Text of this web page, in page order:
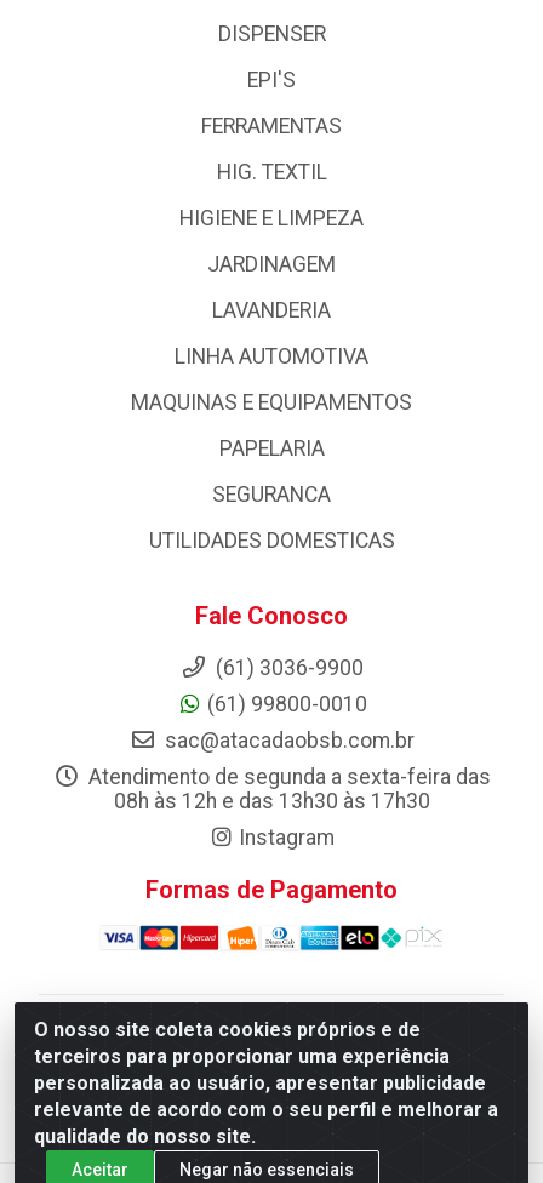
O nosso site coleta cookies próprios e de
terceiros para proporcionar uma experiência
personalizada ao usuário, apresentar publicidade
relevante de acordo com o seu perfil e melhorar a
qualidade do nosso site.
Aceitar Negar não essenciais
DISPENSER
EPI'S
FERRAMENTAS
HIG. TEXTIL
HIGIENE E LIMPEZA
JARDINAGEM
LAVANDERIA
LINHA AUTOMOTIVA
MAQUINAS E EQUIPAMENTOS
PAPELARIA
SEGURANCA
UTILIDADES DOMESTICAS
Fale Conosco
(61) 3036-9900
(61) 99800-0010
sac@atacadaobsb.com.br
Atendimento de segunda a sexta-feira das
08h às 12h e das 13h30 às 17h30
Instagram
Formas de Pagamento
Atacadao da Limpeza F. Pereira Queiroz Comercio e
Distribuicao LTDA - Quadra Qi 10 Lotes 39 e, 41 - Setor
Industrial (Taguatinga), Brasília/DF - CEP 72.135-100 -
CNPJ 13.184.675/0001-80